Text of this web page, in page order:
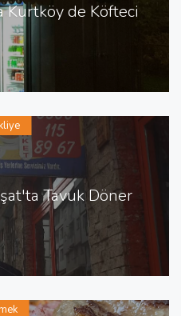
Kurtköy de Köfteci
Tavuk Döner